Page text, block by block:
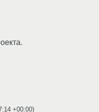
+00:00)